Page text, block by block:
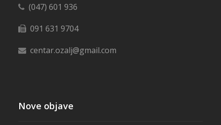
(047) 601 936
091 631 9704
centar.ozalj@gmail.com
Nove objave